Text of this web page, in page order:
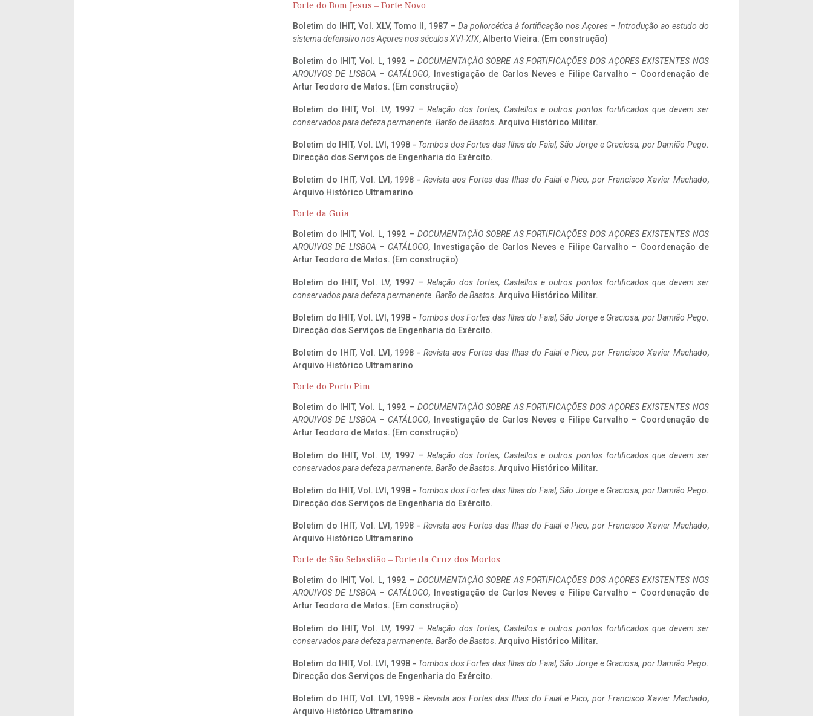
Forte do Bom Jesus – Forte Novo
Boletim do IHIT, Vol. XLV, Tomo II, 1987 – Da poliorcética à fortificação nos Açores – Introdução ao estudo do
sistema defensivo nos Açores nos séculos XVI-XIX, Alberto Vieira. (Em construção)
Boletim do IHIT, Vol. L, 1992 – DOCUMENTAÇÃO SOBRE AS FORTIFICAÇÕES DOS AÇORES EXISTENTES NOS
ARQUIVOS DE LISBOA – CATÁLOGO, Investigação de Carlos Neves e Filipe Carvalho – Coordenação de
Artur Teodoro de Matos. (Em construção)
Boletim do IHIT, Vol. LV, 1997 – Relação dos fortes, Castellos e outros pontos fortificados que devem ser
conservados para defeza permanente. Barão de Bastos. Arquivo Histórico Militar.
Boletim do IHIT, Vol. LVI, 1998 - Tombos dos Fortes das Ilhas do Faial, São Jorge e Graciosa, por Damião Pego.
Direcção dos Serviços de Engenharia do Exército.
Boletim do IHIT, Vol. LVI, 1998 -Revista aos Fortes das Ilhas do Faial e Pico, por Francisco Xavier Machado,
Arquivo Histórico Ultramarino
Forte da Guia
Boletim do IHIT, Vol. L, 1992 – DOCUMENTAÇÃO SOBRE AS FORTIFICAÇÕES DOS AÇORES EXISTENTES NOS
ARQUIVOS DE LISBOA – CATÁLOGO, Investigação de Carlos Neves e Filipe Carvalho – Coordenação de
Artur Teodoro de Matos. (Em construção)
Boletim do IHIT, Vol. LV, 1997 – Relação dos fortes, Castellos e outros pontos fortificados que devem ser
conservados para defeza permanente. Barão de Bastos. Arquivo Histórico Militar.
Boletim do IHIT, Vol. LVI, 1998 - Tombos dos Fortes das Ilhas do Faial, São Jorge e Graciosa, por Damião Pego.
Direcção dos Serviços de Engenharia do Exército.
Boletim do IHIT, Vol. LVI, 1998 -Revista aos Fortes das Ilhas do Faial e Pico, por Francisco Xavier Machado,
Arquivo Histórico Ultramarino
Forte do Porto Pim
Boletim do IHIT, Vol. L, 1992 – DOCUMENTAÇÃO SOBRE AS FORTIFICAÇÕES DOS AÇORES EXISTENTES NOS
ARQUIVOS DE LISBOA – CATÁLOGO, Investigação de Carlos Neves e Filipe Carvalho – Coordenação de
Artur Teodoro de Matos. (Em construção)
Boletim do IHIT, Vol. LV, 1997 – Relação dos fortes, Castellos e outros pontos fortificados que devem ser
conservados para defeza permanente. Barão de Bastos. Arquivo Histórico Militar.
Boletim do IHIT, Vol. LVI, 1998 - Tombos dos Fortes das Ilhas do Faial, São Jorge e Graciosa, por Damião Pego.
Direcção dos Serviços de Engenharia do Exército.
Boletim do IHIT, Vol. LVI, 1998 -Revista aos Fortes das Ilhas do Faial e Pico, por Francisco Xavier Machado,
Arquivo Histórico Ultramarino
Forte de São Sebastião – Forte da Cruz dos Mortos
Boletim do IHIT, Vol. L, 1992 – DOCUMENTAÇÃO SOBRE AS FORTIFICAÇÕES DOS AÇORES EXISTENTES NOS
ARQUIVOS DE LISBOA – CATÁLOGO, Investigação de Carlos Neves e Filipe Carvalho – Coordenação de
Artur Teodoro de Matos. (Em construção)
Boletim do IHIT, Vol. LV, 1997 – Relação dos fortes, Castellos e outros pontos fortificados que devem ser
conservados para defeza permanente. Barão de Bastos. Arquivo Histórico Militar.
Boletim do IHIT, Vol. LVI, 1998 - Tombos dos Fortes das Ilhas do Faial, São Jorge e Graciosa, por Damião Pego.
Direcção dos Serviços de Engenharia do Exército.
Boletim do IHIT, Vol. LVI, 1998 -Revista aos Fortes das Ilhas do Faial e Pico, por Francisco Xavier Machado,
Arquivo Histórico Ultramarino